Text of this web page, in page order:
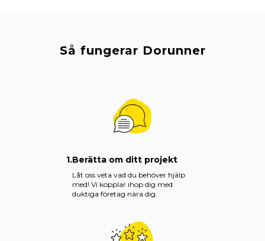
Så fungerar Dorunner
1.Berätta om ditt projekt
Låt oss veta vad du behöver hjälp
med! Vi kopplar ihop dig med
duktiga företag nära dig.